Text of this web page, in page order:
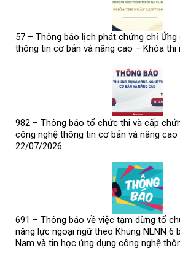
57 – Thông báo lịch phát chứng chỉ Ứng
thông tin cơ bản và nâng cao – Khóa thi
982 – Thông báo tổ chức thi và cấp
công nghệ thông tin cơ bản và nâng cao
22/07/2026
691 – Thông báo về việc tạm dừng tổ
năng lực ngoại ngữ theo Khung NLNN 6
Nam và tin học ứng dụng công nghệ